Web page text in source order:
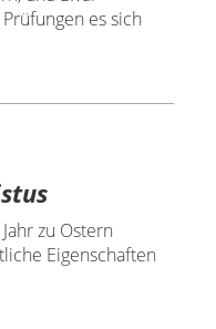
es sich
zu Ostern
Eigenschaften